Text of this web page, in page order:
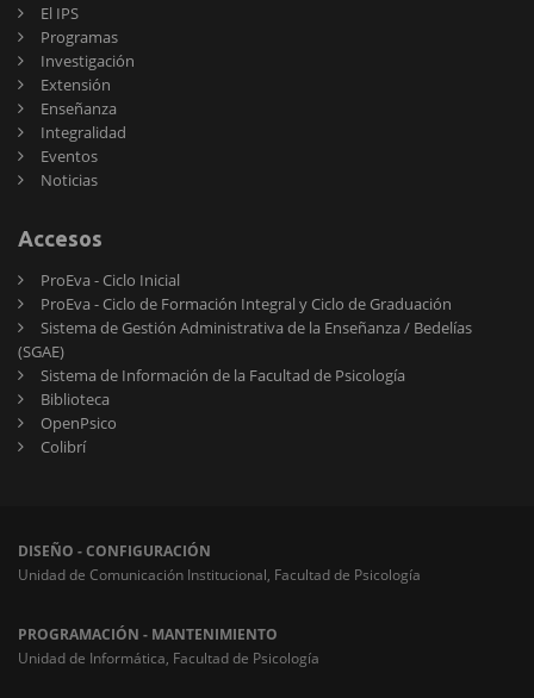
El IPS
Programas
Investigación
Extensión
Enseñanza
Integralidad
Eventos
Noticias
Accesos
ProEva - Ciclo Inicial
ProEva - Ciclo de Formación Integral y Ciclo de Graduación
Sistema de Gestión Administrativa de la Enseñanza / Bedelías
(SGAE)
Sistema de Información de la Facultad de Psicología
Biblioteca
OpenPsico
Colibrí
DISEÑO - CONFIGURACIÓN
Unidad de Comunicación Institucional, Facultad de Psicología
PROGRAMACIÓN - MANTENIMIENTO
Unidad de Informática, Facultad de Psicología